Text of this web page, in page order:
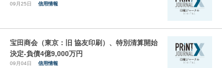
09月25日 信用情報
宝田商会（東京：旧 協友印刷）、特別清算開始
決定-負債4億9,000万円
09月04日 信用情報